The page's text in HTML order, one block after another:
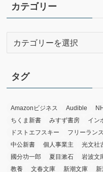
イ
ブ
カテゴリー
リ
ー
タグ
Amazonビジネス Audible
ちくま新書
みすず書房 イン
ドストエフスキー
フリーランス
中公新書
個人事業主 光文社
國分功一郎
夏目漱石 岩波文
教養
文春文庫 新潮文庫